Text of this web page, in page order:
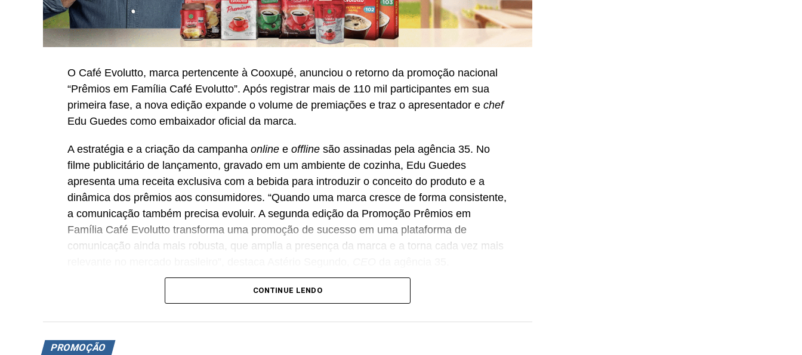
O Café Evolutto, marca pertencente à Cooxupé, anunciou o retorno da promoção nacional
“Prêmios em Família Café Evolutto”. Após registrar mais de 110 mil participantes em sua
primeira fase, a nova edição expande o volume de premiações e traz o apresentador e chef
Edu Guedes como embaixador oficial da marca.
A estratégia e a criação da campanha online e offline são assinadas pela agência 35. No
filme publicitário de lançamento, gravado em um ambiente de cozinha, Edu Guedes
apresenta uma receita exclusiva com a bebida para introduzir o conceito do produto e a
dinâmica dos prêmios aos consumidores. “Quando uma marca cresce de forma consistente,
a comunicação também precisa evoluir. A segunda edição da Promoção Prêmios em
Família Café Evolutto transforma uma promoção de sucesso em uma plataforma de
comunicação ainda mais robusta, que amplia a presença da marca e a torna cada vez mais
A iniciativa integra o plano de expansão comercial do Café Evolutto, que busca ampliar a
distribuição e a fatia de mercado em praças estratégicas, com foco no fortalecimento das
vendas nas regiões Sudeste e Sul do país. “Essa é uma promoção que fortalece toda a
cadeia, estimulando o fluxo de consumidores no varejo, apoiando nossos distribuidores e
CONTINUE LENDO
PROMOÇÃO